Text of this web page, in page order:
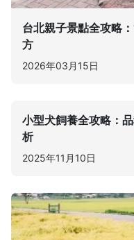
台北親子景點全攻略
方
2026年03月15日
小型犬飼養全攻略：
析
2025年11月10日